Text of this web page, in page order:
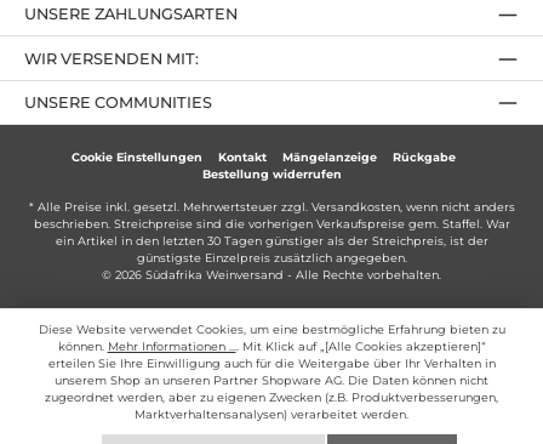
UNSERE ZAHLUNGSARTEN
UNSERE COMMUNITIES
WIR VERSENDEN MIT:
Cookie Einstellungen Kontakt Mängelanzeige
Rückgabe
Bestellung widerrufen
* Alle Preise inkl. gesetzl. Mehrwertsteuer zzgl. Versandkosten, wenn nicht anders
beschrieben. Streichpreise sind die vorherigen Verkaufspreise gem. Staffel. War
ein Artikel in den letzten 30 Tagen günstiger als der Streichpreis, ist der
günstigste Einzelpreis zusätzlich angegeben.
© 2026 Südafrika Weinversand - Alle Rechte vorbehalten.
Diese Website verwendet Cookies, um eine bestmögliche Erfahrung bieten zu
können. Mehr Informationen ...
. Mit Klick auf „[Alle Cookies akzeptieren]“
erteilen Sie Ihre Einwilligung auch für die Weitergabe über Ihr Verhalten in
unserem Shop an unseren Partner Shopware AG. Die Daten können nicht
zugeordnet werden, aber zu eigenen Zwecken (z.B. Produktverbesserungen,
Marktverhaltensanalysen) verarbeitet werden.